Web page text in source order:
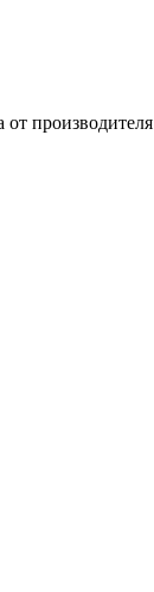
производителя